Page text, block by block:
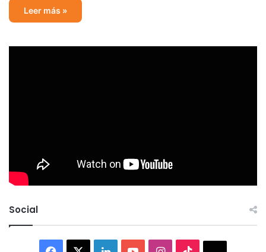
Leer más »
Social